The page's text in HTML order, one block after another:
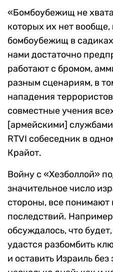
«Бомбоубежищ не
которых их нет вообще,
бомбоубежищ в
нами достаточно
работают с бромом,
разным сценариям, в
нападения
совместные учения
[армейскими]
RTVI собеседник в
Крайот.
Войну с «Хезболлой»
значительное число
стороны, все понимают
последствий.
обсуждалось, что
удастся разбомбить
и оставить Израиль без